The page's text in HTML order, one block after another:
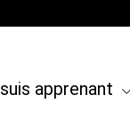
apprenant